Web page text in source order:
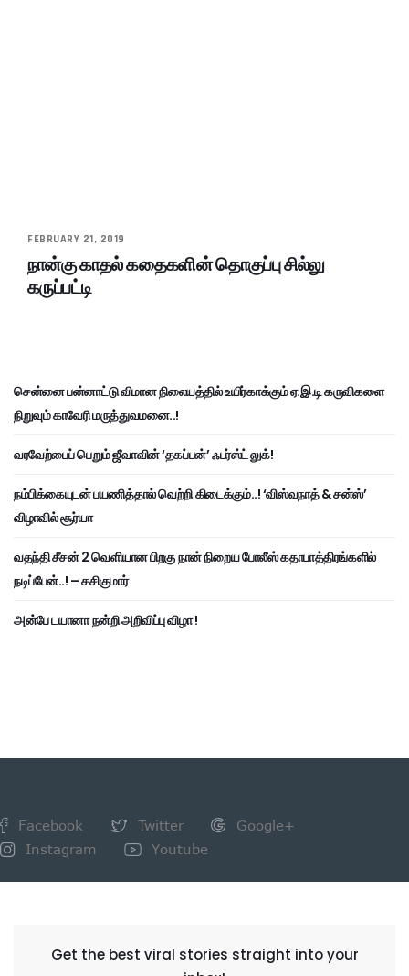
FEBRUARY 21, 2019
நான்கு காதல் கதைகளின் தொகுப்பு சில்லு
கருப்பட்டி
சென்னை பன்னாட்டு விமான நிலையத்தில் உயிர்காக்கும் ஏ.இ.டி கருவிகளை
நிறுவும் காவேரி மருத்துவமனை..!
வரவேற்பைப் பெறும் ஜீவாவின் ‘தகப்பன்’ ஃபர்ஸ்ட் லுக்!
நம்பிக்கையுடன் பயணித்தால் வெற்றி கிடைக்கும்..! ‘விஸ்வநாத் & சன்ஸ்’
விழாவில் சூர்யா
வதந்தி சீசன் 2 வெளியான பிறகு நான் நிறைய போலீஸ் கதாபாத்திரங்களில்
நடிப்பேன்..! – சசிகுமார்
அன்பே டயானா நன்றி அறிவிப்பு விழா !
Facebook Twitter
Google+
Instagram
Youtube
Get the best viral stories straight into your